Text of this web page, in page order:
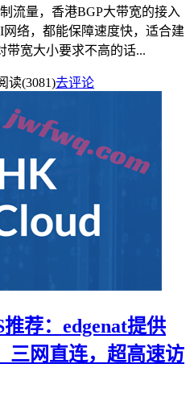
流量，香港BGP大带宽的接入
网络，都能保障速度快，适合建
带宽大小要求不高的话...
读(3081)去评论
荐：edgenat提供
三网直连，超高速访